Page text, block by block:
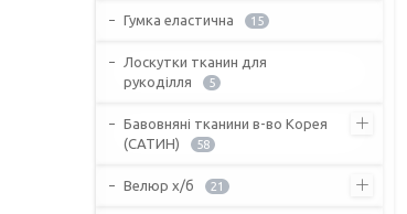
Гумка еластична 15
Лоскутки тканин для
рукоділля
5
Бавовняні тканини в-во Корея
(САТИН)
58
Велюр х/б 21